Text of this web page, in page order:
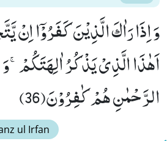
وَ اِذَا رَاٰكَ الَّذِیْنَ كَفَرُوْۤا اِنْ
اَهٰذَا الَّذِیْ یَذْكُرُ اٰلِهَتَكُمْۚ-
الرَّحْمٰنِ هُمْ كٰفِرُوْنَ(36)
ul Irfan